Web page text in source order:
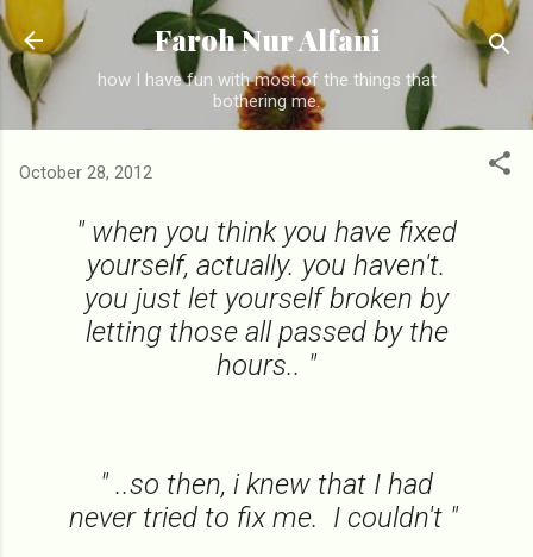
Skip to main content
Faroh Nur Alfani
how I have fun with most of the things that
bothering me.
October 28, 2012
" when you think you have fixed
yourself, actually. you haven't.
you just let yourself broken by
letting those all passed by the
hours.. "
" ..so then, i knew that I had
never tried to fix me. I couldn't "